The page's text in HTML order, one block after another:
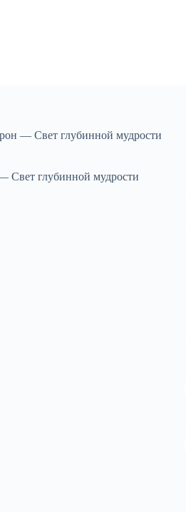
— Свет глубинной мудрости
Свет глубинной мудрости